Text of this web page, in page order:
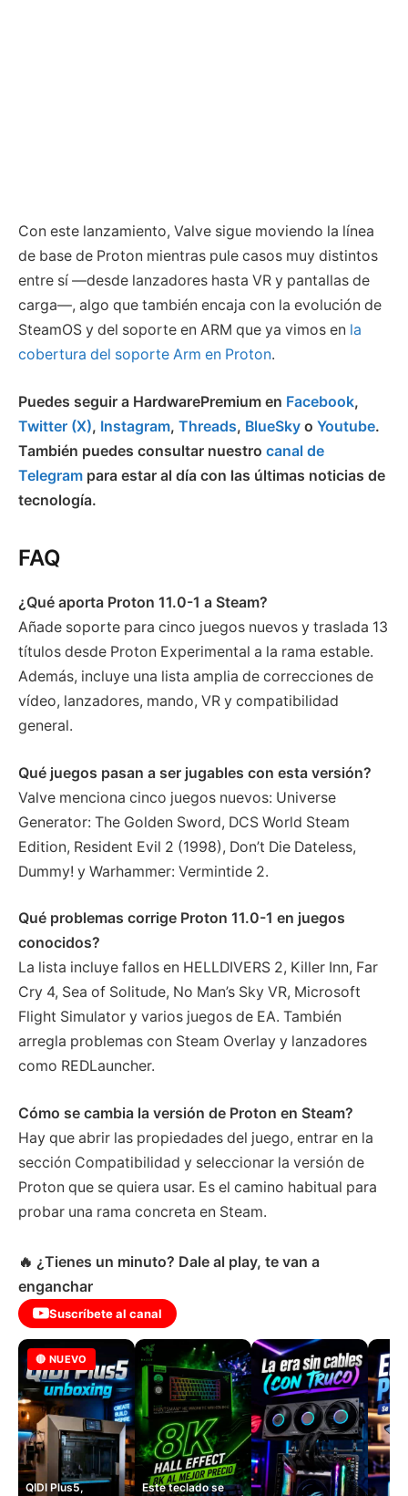
Con este lanzamiento, Valve sigue moviendo la línea
de base de Proton mientras pule casos muy distintos
entre sí —desde lanzadores hasta VR y pantallas de
carga—, algo que también encaja con la evolución de
SteamOS y del soporte en ARM que ya vimos en la
cobertura del soporte Arm en Proton.
Puedes seguir a HardwarePremium en Facebook,
Twitter (X), Instagram, Threads, BlueSky o Youtube.
También puedes consultar nuestro canal de
Telegram para estar al día con las últimas noticias de
tecnología.
FAQ
¿Qué aporta Proton 11.0-1 a Steam?
Añade soporte para cinco juegos nuevos y traslada 13
títulos desde Proton Experimental a la rama estable.
Además, incluye una lista amplia de correcciones de
vídeo, lanzadores, mando, VR y compatibilidad
general.
Qué juegos pasan a ser jugables con esta versión?
Valve menciona cinco juegos nuevos: Universe
Generator: The Golden Sword, DCS World Steam
Edition, Resident Evil 2 (1998), Don’t Die Dateless,
Dummy! y Warhammer: Vermintide 2.
Qué problemas corrige Proton 11.0-1 en juegos
conocidos?
La lista incluye fallos en HELLDIVERS 2, Killer Inn, Far
Cry 4, Sea of Solitude, No Man’s Sky VR, Microsoft
Flight Simulator y varios juegos de EA. También
arregla problemas con Steam Overlay y lanzadores
como REDLauncher.
Cómo se cambia la versión de Proton en Steam?
Hay que abrir las propiedades del juego, entrar en la
sección Compatibilidad y seleccionar la versión de
Proton que se quiera usar. Es el camino habitual para
probar una rama concreta en Steam.
🔥 ¿Tienes un minuto? Dale al play, te van a
enganchar
Suscríbete al canal
🔴 NUEVO
QIDI Plus5,
Este teclado se